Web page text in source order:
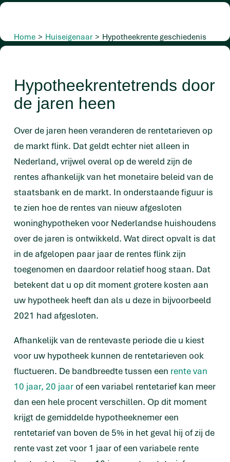
Home > Huiseigenaar > Hypotheekrente geschiedenis
Hypotheekrentetrends door
de jaren heen
Over de jaren heen veranderen de rentetarieven op
de markt flink. Dat geldt echter niet alleen in
Nederland, vrijwel overal op de wereld zijn de
rentes afhankelijk van het monetaire beleid van de
staatsbank en de markt. In onderstaande figuur is
te zien hoe de rentes van nieuw afgesloten
woninghypotheken voor Nederlandse huishoudens
over de jaren is ontwikkeld. Wat direct opvalt is dat
in de afgelopen paar jaar de rentes flink zijn
toegenomen en daardoor relatief hoog staan. Dat
betekent dat u op dit moment grotere kosten aan
uw hypotheek heeft dan als u deze in bijvoorbeeld
2021 had afgesloten.
Afhankelijk van de rentevaste periode die u kiest
voor uw hypotheek kunnen de rentetarieven ook
fluctueren. De bandbreedte tussen een rente van
10 jaar, 20 jaar of een variabel rentetarief kan meer
dan een hele procent verschillen. Op dit moment
krijgt de gemiddelde hypotheeknemer een
rentetarief van boven de 5% in het geval hij of zij de
rente vast zet voor 1 jaar of een variabele rente